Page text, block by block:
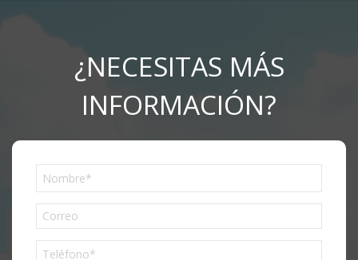
¿NECESITAS MÁS
INFORMACIÓN?
Phone